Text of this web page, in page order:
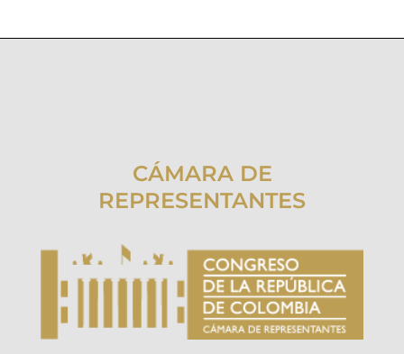
CÁMARA DE
REPRESENTANTES